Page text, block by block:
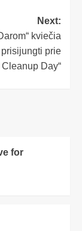
Next:
kviečia
prie
Day“
for